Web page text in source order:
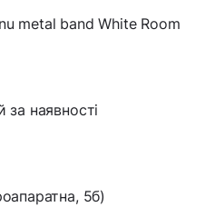
metal band White Room
за наявності
5б)